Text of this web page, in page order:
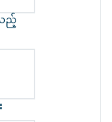
ည့်